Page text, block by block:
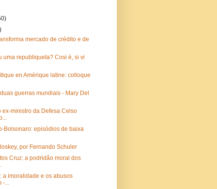
mercado de crédito e de
uma republiqueta? Cosi è, si vi
en Amérique latine: colloque
guerras mundiais - Mary Del
ex-ministro da Defesa Celso
Bolsonaro: episódios de baixa
por Fernando Schuler
Cruz: a podridão moral dos
a imoralidade e os abusos
-...